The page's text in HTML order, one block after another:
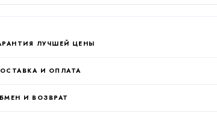
ЛУЧШЕЙ ЦЕНЫ
И ОПЛАТА
И ВОЗВРАТ